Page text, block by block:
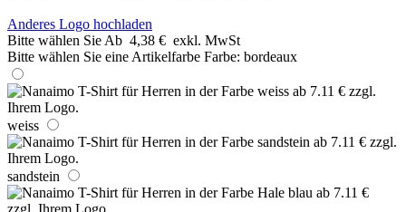
Anderes Logo hochladen
Bitte wählen Sie Ab 4,38 € exkl. MwSt
Bitte wählen Sie eine Artikelfarbe Farbe: bordeaux
weiss
sandstein